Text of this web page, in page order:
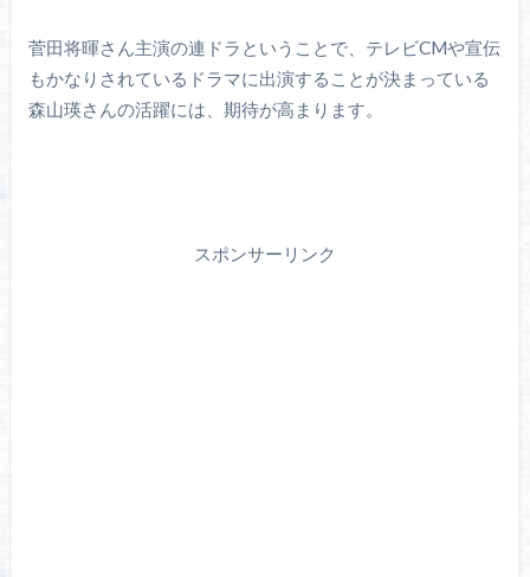
菅田将暉さん主演の連ドラということで、テレビCMや宣伝
もかなりされているドラマに出演することが決まっている
森山瑛さんの活躍には、期待が高まります。
スポンサーリンク